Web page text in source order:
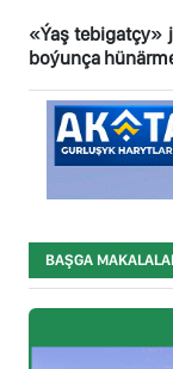
«Ýaş tebigatçy»
boýunça
BAŞGA